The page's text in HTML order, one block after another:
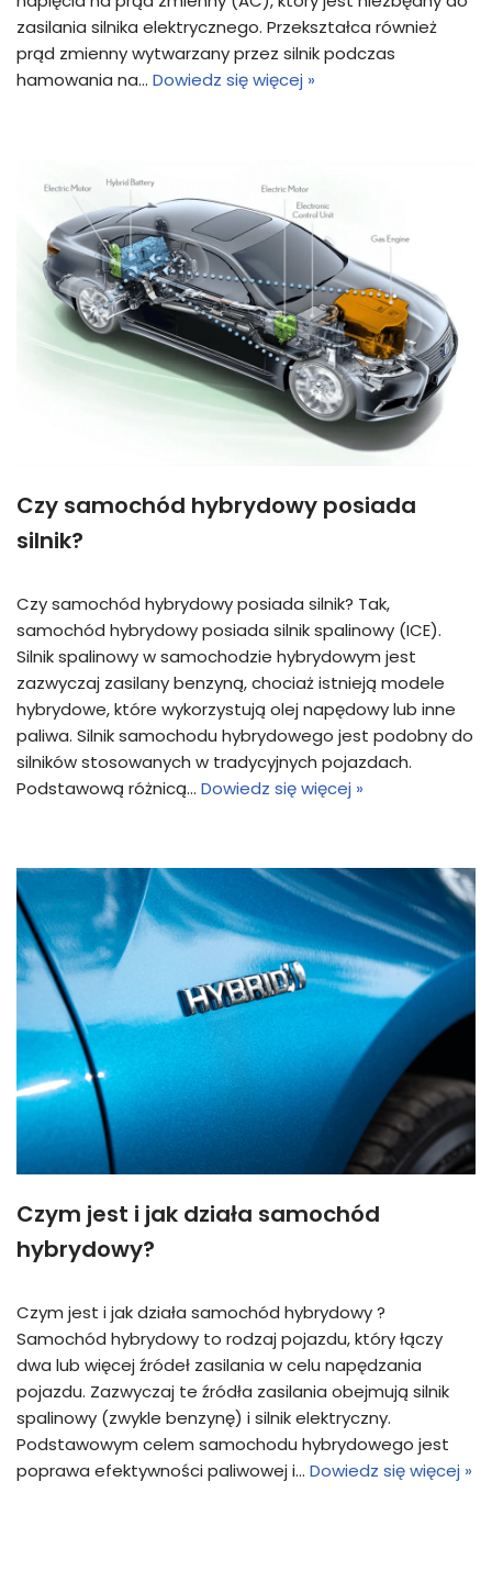
zasilania silnika elektrycznego. Przekształca również
prąd zmienny wytwarzany przez silnik podczas
hamowania na… Dowiedz się więcej »
Czy samochód hybrydowy posiada
silnik?
Czy samochód hybrydowy posiada silnik? Tak,
samochód hybrydowy posiada silnik spalinowy (ICE).
Silnik spalinowy w samochodzie hybrydowym jest
zazwyczaj zasilany benzyną, chociaż istnieją modele
hybrydowe, które wykorzystują olej napędowy lub inne
paliwa. Silnik samochodu hybrydowego jest podobny do
silników stosowanych w tradycyjnych pojazdach.
Podstawową różnicą… Dowiedz się więcej »
Czym jest i jak działa samochód
hybrydowy?
Czym jest i jak działa samochód hybrydowy ?
Samochód hybrydowy to rodzaj pojazdu, który łączy
dwa lub więcej źródeł zasilania w celu napędzania
pojazdu. Zazwyczaj te źródła zasilania obejmują silnik
spalinowy (zwykle benzynę) i silnik elektryczny.
Podstawowym celem samochodu hybrydowego jest
poprawa efektywności paliwowej i… Dowiedz się więcej »